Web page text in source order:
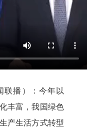
联播）：今年以
丰富，我国绿色
产生活方式转型